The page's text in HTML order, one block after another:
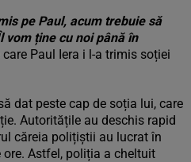
pe Paul, acum trebuie să
vom ține cu noi până în
Paul Iera i l-a trimis soției
dat peste cap de soția lui, care
Autoritățile au deschis rapid
căreia polițiștii au lucrat în
Astfel, poliția a cheltuit